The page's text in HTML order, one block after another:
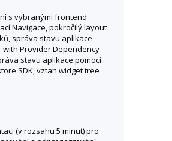
s vybranými frontend
Navigace, pokročilý layout
správa stavu aplikace
Provider Dependency
stavu aplikace pomocí
SDK, vztah widget tree
(v rozsahu 5 minut) pro